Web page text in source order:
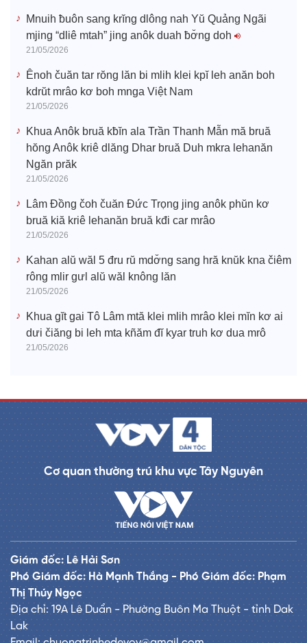
Mnuih ƀuôn sang krĭng dlông nah Yŭ Quảng Ngãi
mjing “dliê mtah” jing anôk duah ƀơ̆ng doh
21/05/2026
Ênoh čuăn tar rŏng lăn bi mlih klei kpĭ leh anăn boh
kdrŭt mrâo kơ boh mnga Việt Nam
21/05/2026
Khua Anôk bruă kƀĭn ala Trần Thanh Mẫn mă bruă
hŏng Anôk kriê dlăng Dhar bruă Duh mkra lehanăn
Ngăn prăk
21/05/2026
Lâm Đồng čoh čuăn Đức Trọng jing anôk phŭn kơ
bruă kiă kriê lehanăn bruă kđi car mrâo
21/05/2026
Kahan alŭ wăl 5 đru rŭ mdơ̆ng sang hră knŭk kna čiêm
rông mlir gưl alŭ wăl knông lăn
21/05/2026
Khua gĭt gai Tô Lâm mtă klei mlih mrâo klei mĭn kơ ai
dưi čiăng bi leh mta kñăm đĭ kyar truh kơ dua mrô
21/05/2026
Cơ quan thường trú khu vực Tây Nguyên
Giám đốc: Lê Hải Sơn
Phó Giám đốc: Hà Mạnh Thắng - Phó Giám đốc: Phạm
Thị Thúy Ngọc
Địa chỉ: 19A Lê Duẩn - Phường Buôn Ma Thuột - tỉnh Dak
Lak